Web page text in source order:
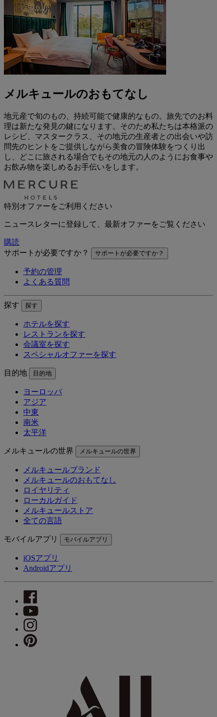
メルキュールのおもてなし
地元産で旬のもの、持続可能で健康的なもの。旅先でのお料
理は新たな発見の鍵になります。そのため私たちは本格派の
レシピ、マスタークラス、その地元の生産者との出会いや訪
問先のヒントをご提供しながら美食の冒険体験をつくり出
し、どこに旅される場合でもその地元の人のようにお食事や
お飲み物を楽しめるお手伝いをします。
特別オファーをご利用ください
ニュースレターに登録して、最新オファーをご覧ください
購読
サポートが必要ですか？
サポートが必要ですか？
予約の管理
よくある質問
探す 探す
ホテルを探す
レストランを探す
会議室を探す
スペシャルオファーを探す
目的地 目的地
ヨーロッパ
アジア
中東
南米
太平洋
メルキュールの世界 メルキュールの世界
メルキュールブランド
メルキュールのおもてなし
ロイヤリティ
ローカルガイド
メルキュールストア
全ての言語
モバイルアプリ モバイルアプリ
iOSアプリ
Androidアプリ